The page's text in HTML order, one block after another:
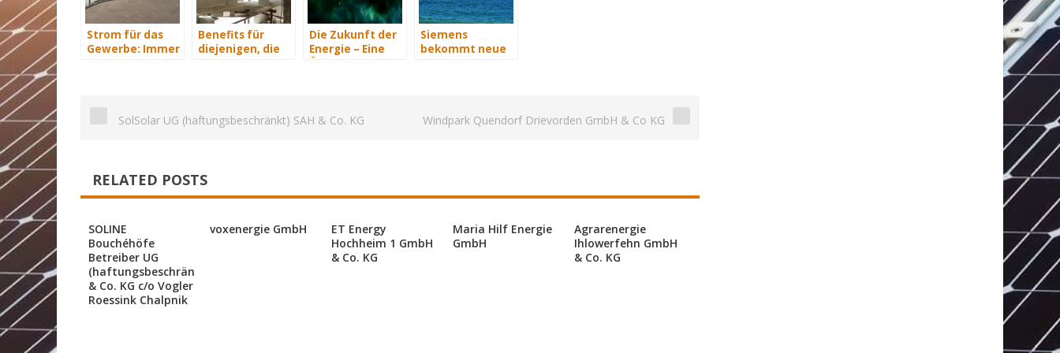
Strom für das
Gewerbe: Immer
Benefits für
diejenigen, die
Die Zukunft der
Energie – Eine
Siemens
bekommt neue
SolSolar UG (haftungsbeschränkt) SAH & Co. KG Windpark Quendorf Drievorden GmbH & Co KG
RELATED POSTS
SOLINE
Bouchéhöfe
Betreiber UG
(haftungsbeschränkt)
& Co. KG c/o Vogler
Roessink Chalpnik
voxenergie GmbH
ET Energy
Hochheim 1 GmbH
& Co. KG
Maria Hilf Energie
GmbH
Agrarenergie
Ihlowerfehn GmbH
& Co. KG